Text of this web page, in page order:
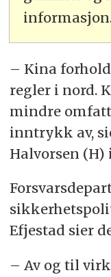
– Kina
regler i nord.
mindre
inntrykk av,
Halvorsen
Efjestad sier
– Av og til